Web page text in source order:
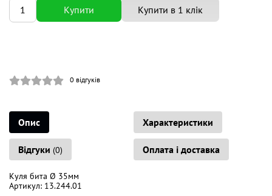
Купити Купити в 1 клік
0 відгуків
Опис Характеристики
Відгуки (0) Оплата і доставка
Куля бита Ø 35мм
Артикул: 13.244.01